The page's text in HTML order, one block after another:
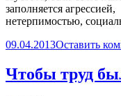
заполняется агрессией,
нетерпимостью,
09.04.2013Оставить
Чтобы труд